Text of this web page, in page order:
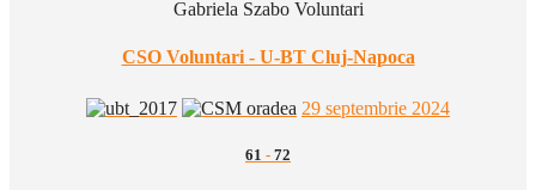
Gabriela Szabo Voluntari
CSO Voluntari - U-BT Cluj-Napoca
29 septembrie 2024
61 - 72